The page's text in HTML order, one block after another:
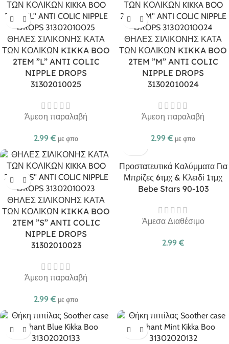
ΘΗΛΕΣ ΣΙΛΙΚΟΝΗΣ ΚΑΤΑ
ΤΩΝ ΚΟΛΙΚΩΝ KIKKA BOO
2TEM ”L” ANTI COLIC
NIPPLE DROPS
31302010025
Άμεση παραλαβή
2.99 € με φπα
ΘΗΛΕΣ ΣΙΛΙΚΟΝΗΣ ΚΑΤΑ
ΤΩΝ ΚΟΛΙΚΩΝ KIKKA BOO
2TEM ”M” ANTI COLIC
NIPPLE DROPS
31302010024
Άμεση παραλαβή
2.99 € με φπα
ΘΗΛΕΣ ΣΙΛΙΚΟΝΗΣ ΚΑΤΑ
ΤΩΝ ΚΟΛΙΚΩΝ KIKKA BOO
2TEM ”S” ANTI COLIC
NIPPLE DROPS
31302010023
Άμεση παραλαβή
2.99 € με φπα
Προστατευτικά Καλύμματα Για
Μπρίζες 6τμχ & Κλειδί 1τμχ
Bebe Stars 90-103
Άμεσα Διαθέσιμο
2.99 €